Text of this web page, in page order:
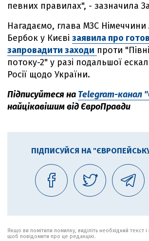
певних правилах", - зазначила
Нагадаємо, глава МЗС
Бербок у Києві заявила про
запровадити заходи проти
потоку-2" у разі подальшої
Росії щодо України.
Підписуйтеся на Telegram-канал
найцікавішим від ЄвроПравди
ПІДПИСУЙСЯ НА
Якщо ви помітили помилку, виділіть необхідний текст і
щоб повідомити про це редакцію.